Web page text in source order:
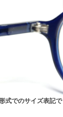
式でのサイズ表記で